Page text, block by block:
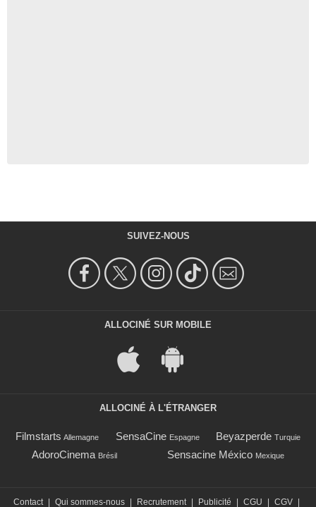
SUIVEZ-NOUS
ALLOCINÉ SUR MOBILE
ALLOCINÉ À L'ÉTRANGER
Filmstarts Allemagne SensaCine Espagne Beyazperde Turquie
AdoroCinema Brésil Sensacine México Mexique
Contact Qui sommes-nous Recrutement Publicité CGU CGV